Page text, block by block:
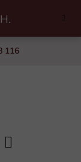
116